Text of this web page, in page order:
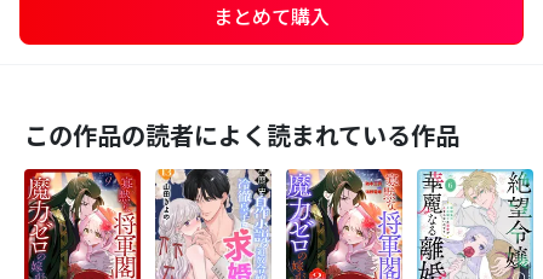
まとめて購入
この作品の読者によく読まれている作品